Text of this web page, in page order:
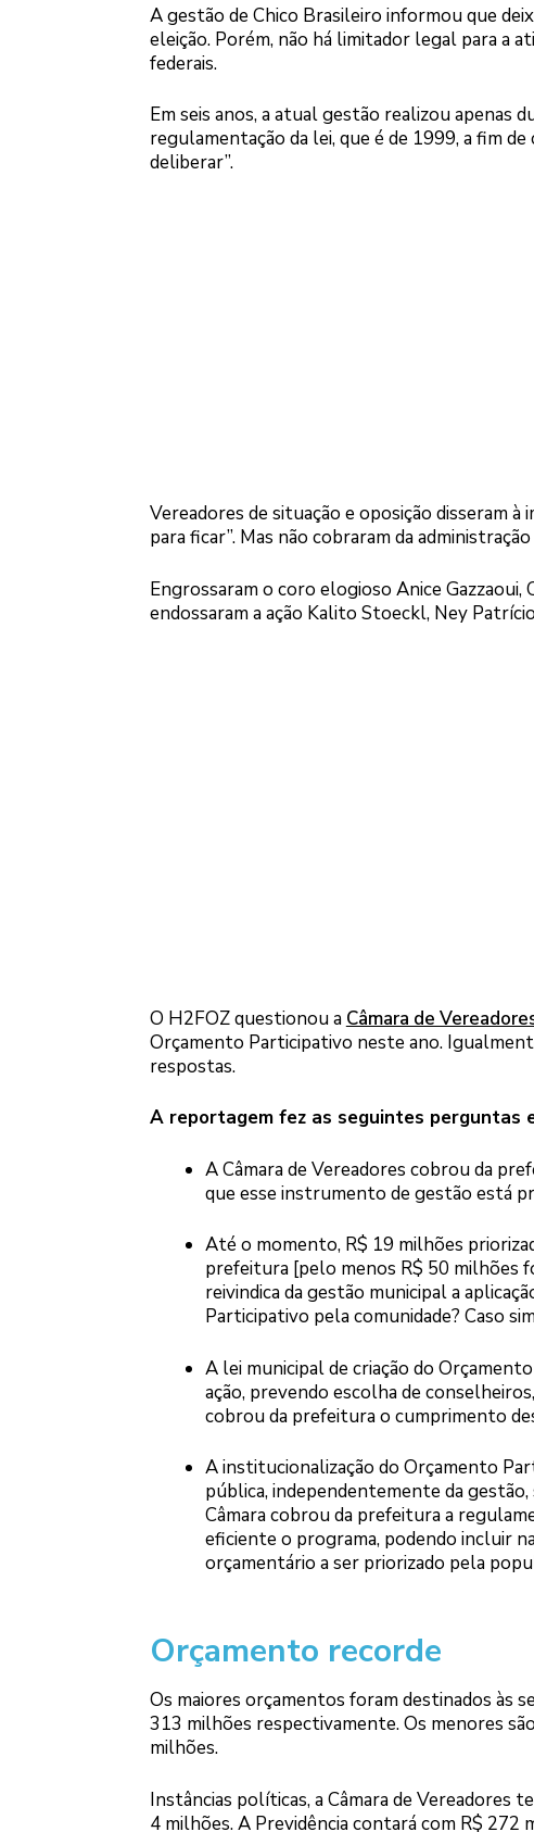
A gestão de Chico Brasileiro informou que
eleição. Porém, não há limitador legal para a
federais.
Em seis anos, a atual gestão realizou apenas
regulamentação da lei, que é de 1999, a fim
deliberar”.
Vereadores de situação e oposição disseram
para ficar”. Mas não cobraram da
Engrossaram o coro elogioso Anice Gazzaoui,
endossaram a ação Kalito Stoeckl, Ney
O H2FOZ questionou a Câmara de
Orçamento Participativo neste ano.
respostas.
A reportagem fez as seguintes perguntas
A Câmara de Vereadores cobrou da
que esse instrumento de gestão está
Até o momento, R$ 19 milhões
prefeitura [pelo menos R$ 50 milhões
reivindica da gestão municipal a
Participativo pela comunidade? Caso
A lei municipal de criação do
ação, prevendo escolha de
cobrou da prefeitura o cumprimento
A institucionalização do Orçamento
pública, independentemente da
Câmara cobrou da prefeitura a
eficiente o programa, podendo incluir
orçamentário a ser priorizado pela
Orçamento recorde
Os maiores orçamentos foram destinados às
313 milhões respectivamente. Os menores
milhões.
Instâncias políticas, a Câmara de Vereadores
4 milhões. A Previdência contará com R$ 272